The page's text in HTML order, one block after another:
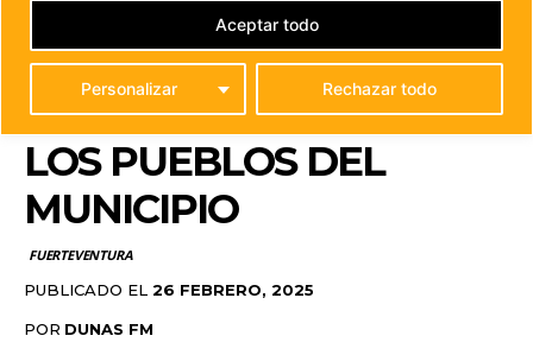
Personalizar Rechazar todo
Aceptar todo
IMPULSA LA CREACIÓN
Y REHABILITACIÓN DE
MUROS DE PIEDRA EN
LOS PUEBLOS DEL
MUNICIPIO
FUERTEVENTURA
PUBLICADO EL 26 FEBRERO, 2025
POR DUNAS FM